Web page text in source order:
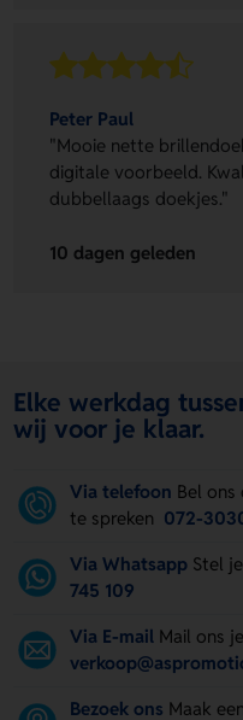
Peter Paul
"Mooie nette
digitale voorbeeld.
dubbellaags doekjes."
10 dagen geleden
Elke werkdag
wij voor je klaar.
Via telefoon Bel ons
te spreken 072-
Via Whatsapp Stel
745 109
Via E-mail Mail ons
Bezoek ons Maak